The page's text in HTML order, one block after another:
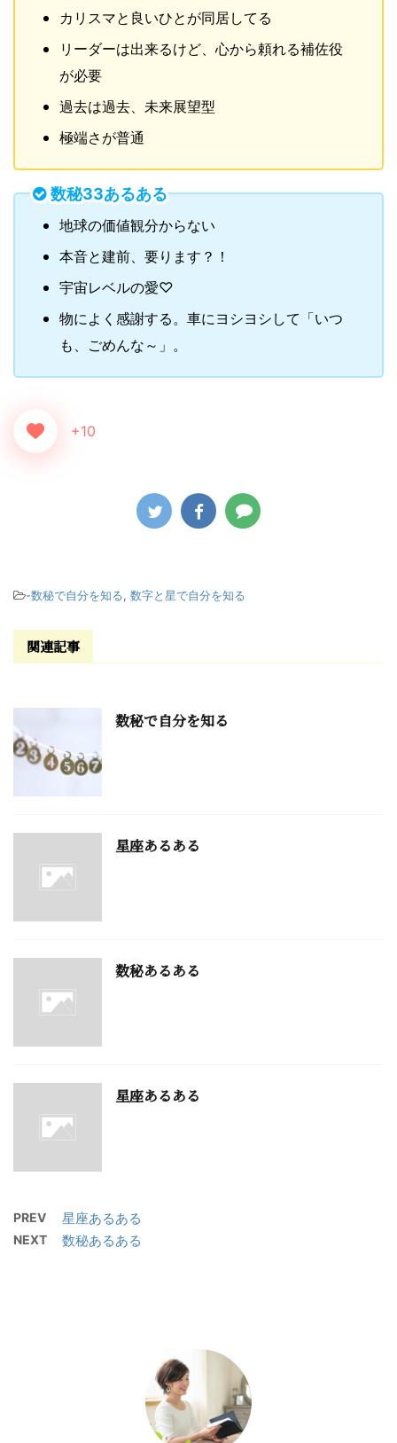
カリスマと良いひとが同居してる
リーダーは出来るけど、心から頼れる補佐役
が必要
過去は過去、未来展望型
極端さが普通
数秘33あるある
地球の価値観分からない
本音と建前、要ります？！
宇宙レベルの愛♡
物によく感謝する。車にヨシヨシして「いつ
も、ごめんな～」。
+10
-数秘で自分を知る, 数字と星で自分を知る
関連記事
数秘で自分を知る
星座あるある
数秘あるある
星座あるある
PREV 星座あるある
NEXT 数秘あるある